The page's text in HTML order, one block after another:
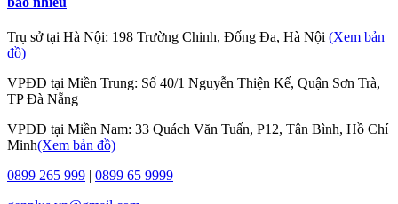
Trụ sở tại Hà Nội: 198 Trường Chinh, Đống Đa, Hà Nội (Xem bản
đồ)
VPĐD tại Miền Trung: Số 40/1 Nguyễn Thiện Kế, Quận Sơn Trà,
TP Đà Nẵng
VPĐD tại Miền Nam: 33 Quách Văn Tuấn, P12, Tân Bình, Hồ Chí
Minh(Xem bản đồ)
0899 265 999 | 0899 65 9999